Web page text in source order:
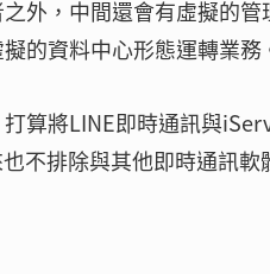
外，中間還會有虛擬的管
的資料中心形態運轉業務
算將LINE即時通訊與
不排除與其他即時通訊軟